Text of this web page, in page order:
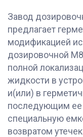
Завод
предлагает
модификацией
дозировочной
полной
жидкости в
и(или) в
последующим ее
специальную
возвратом